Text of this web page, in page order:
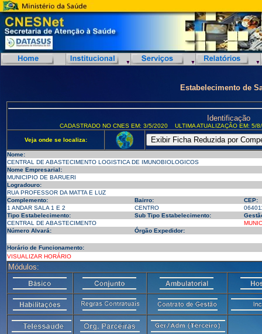
Estabelecimento de
Identificação
CADASTRADO NO CNES EM: 3/5/2020 ULTIMA ATUALIZAÇÃO EM:
Veja onde se localiza:
Nome:
CENTRAL DE ABASTECIMENTO LOGISTICA DE IMUNOBIOLOGICOS
Nome Empresarial:
MUNICIPIO DE BARUERI
Logradouro:
RUA PROFESSOR DA MATTA E LUZ
Complemento:
Bairro:
CEP:
1 ANDAR SALA 1 E 2
CENTRO
Tipo Estabelecimento:
Sub Tipo Estabelecimento:
CENTRAL DE ABASTECIMENTO
Número Alvará:
Órgão Expedidor:
Horário de Funcionamento:
VISUALIZAR HORÁRIO
Módulos: